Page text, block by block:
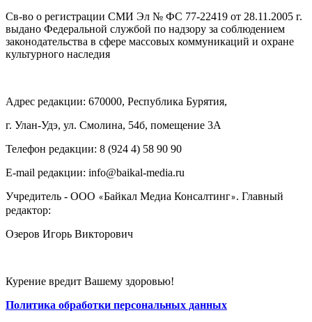
Св-во о регистрации СМИ Эл № ФС 77-22419 от 28.11.2005 г.
выдано Федеральной службой по надзору за соблюдением
законодательства в сфере массовых коммуникаций и охране
культурного наследия
Адрес редакции: 670000, Республика Бурятия,
г. Улан-Удэ, ул. Смолина, 54б, помещение 3А
Телефон редакции: ‎‎8 (924 4) 58 90 90
E-mail редакции: info@baikal-media.ru
Учредитель - ООО «Байкал Медиа Консалтинг». Главный
редактор:
Озеров Игорь Викторович
Курение вредит Вашему здоровью!
Политика обработки персональных данных